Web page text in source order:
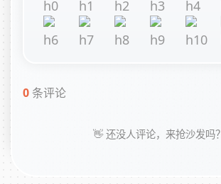
0条评论
👋 还没人评论，来抢沙发吗？